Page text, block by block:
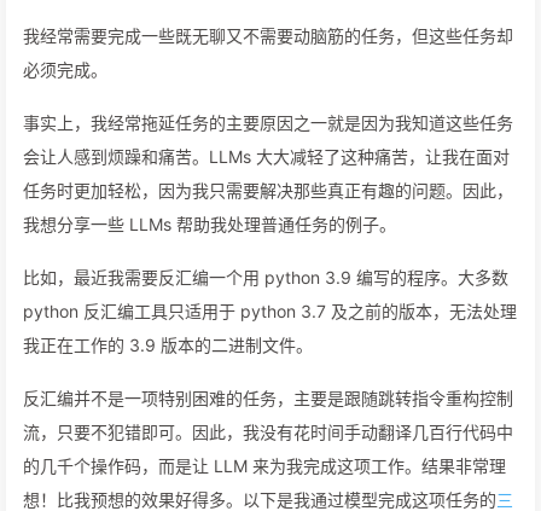
我经常需要完成一些既无聊又不需要动脑筋的任务，但这些任务却
必须完成。
事实上，我经常拖延任务的主要原因之一就是因为我知道这些任务
会让人感到烦躁和痛苦。LLMs 大大减轻了这种痛苦，让我在面对
任务时更加轻松，因为我只需要解决那些真正有趣的问题。因此，
我想分享一些 LLMs 帮助我处理普通任务的例子。
比如，最近我需要反汇编一个用 python 3.9 编写的程序。大多数
python 反汇编工具只适用于 python 3.7 及之前的版本，无法处理
我正在工作的 3.9 版本的二进制文件。
反汇编并不是一项特别困难的任务，主要是跟随跳转指令重构控制
流，只要不犯错即可。因此，我没有花时间手动翻译几百行代码中
的几千个操作码，而是让 LLM 来为我完成这项工作。结果非常理
想！比我预想的效果好得多。以下是我通过模型完成这项任务的三